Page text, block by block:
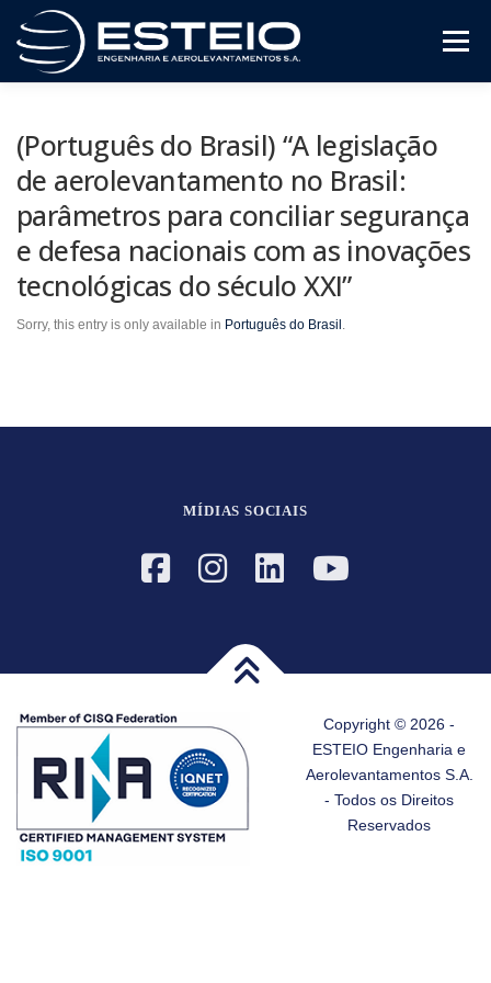
content
Menu
(Português do Brasil) “A legislação
de aerolevantamento no Brasil:
parâmetros para conciliar segurança
e defesa nacionais com as inovações
tecnológicas do século XXI”
Sorry, this entry is only available in Português do Brasil .
MÍDIAS SOCIAIS
Copyright © 2026 -
ESTEIO Engenharia e
Aerolevantamentos S.A.
- Todos os Direitos
Reservados